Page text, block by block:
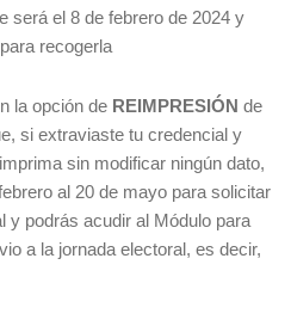
será el 8 de febrero de 2024 y
recogerla
la opción de REIMPRESIÓN de
si extraviaste tu credencial y
sin modificar ningún dato,
al 20 de mayo para solicitar
y podrás acudir al Módulo para
a la jornada electoral, es decir,